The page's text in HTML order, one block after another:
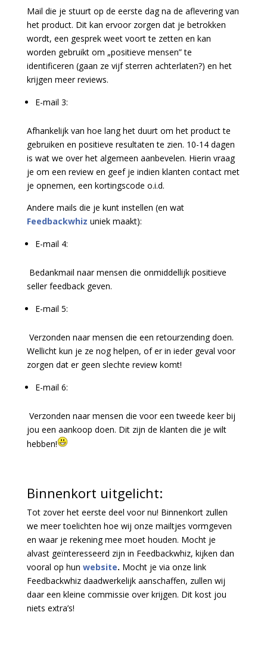
Mail die je stuurt op de eerste dag na de aflevering van
het product. Dit kan ervoor zorgen dat je betrokken
wordt, een gesprek weet voort te zetten en kan
worden gebruikt om „positieve mensen” te
identificeren (gaan ze vijf sterren achterlaten?) en het
krijgen meer reviews.
E-mail 3:
Afhankelijk van hoe lang het duurt om het product te
gebruiken en positieve resultaten te zien. 10-14 dagen
is wat we over het algemeen aanbevelen. Hierin vraag
je om een review en geef je indien klanten contact met
je opnemen, een kortingscode o.i.d.
Andere mails die je kunt instellen (en wat
Feedbackwhiz uniek maakt):
E-mail 4:
Bedankmail naar mensen die onmiddellijk positieve
seller feedback geven.
E-mail 5:
Verzonden naar mensen die een retourzending doen.
Wellicht kun je ze nog helpen, of er in ieder geval voor
zorgen dat er geen slechte review komt!
E-mail 6:
Verzonden naar mensen die voor een tweede keer bij
jou een aankoop doen. Dit zijn de klanten die je wilt
hebben!
Binnenkort uitgelicht:
Tot zover het eerste deel voor nu! Binnenkort zullen
we meer toelichten hoe wij onze mailtjes vormgeven
en waar je rekening mee moet houden. Mocht je
alvast geïnteresseerd zijn in Feedbackwhiz, kijken dan
vooral op hun website. Mocht je via onze link
Feedbackwhiz daadwerkelijk aanschaffen, zullen wij
daar een kleine commissie over krijgen. Dit kost jou
niets extra’s!